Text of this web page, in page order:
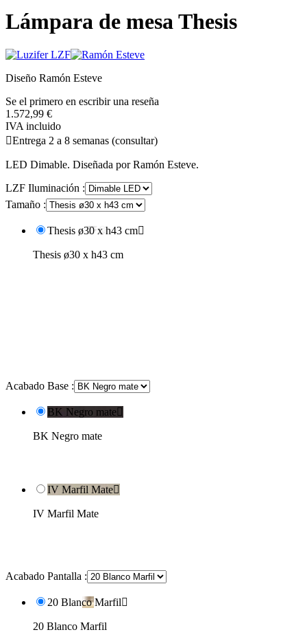
Lámpara de mesa Thesis
Diseño Ramón Esteve
Se el primero en escribir una reseña
1.572,99 €
IVA incluido
Entrega 2 a 8 semanas (consultar)
LED Dimable. Diseñada por Ramón Esteve.
LZF Iluminación :
Tamaño :
Thesis ø30 x h43 cm
Thesis ø30 x h43 cm
Acabado Base :
BK Negro mate
BK Negro mate
IV Marfil Mate
IV Marfil Mate
Acabado Pantalla :
20 Blanco Marfil
20 Blanco Marfil